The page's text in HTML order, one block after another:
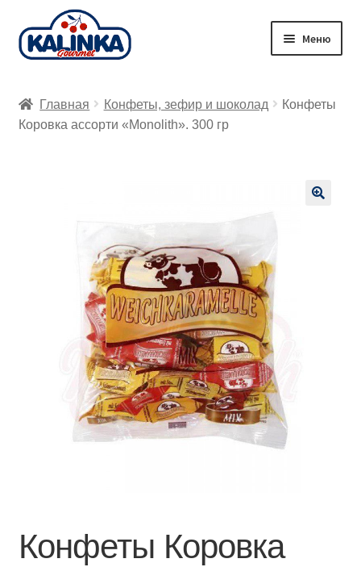
Перейти
к
Перейти
к
Меню
Заказ онлайн
Главная Конфеты, зефир и шоколад
Конфеты
Коровка ассорти «Monolith». 300 гр
Конфеты Коровка